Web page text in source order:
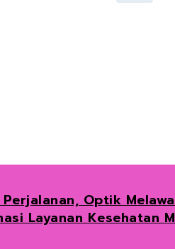
Perjalanan, Optik
Layanan Kesehatan